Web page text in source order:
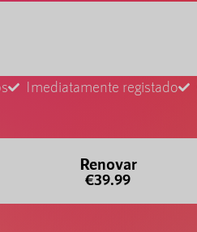
Imediatamente registado
Renovar
€39.99